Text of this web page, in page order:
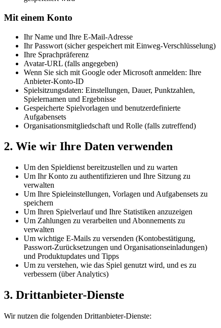
Mit einem Konto
Ihr Name und Ihre E-Mail-Adresse
Ihr Passwort (sicher gespeichert mit Einweg-Verschlüsselung)
Ihre Sprachpräferenz
Avatar-URL (falls angegeben)
Wenn Sie sich mit Google oder Microsoft anmelden: Ihre
Anbieter-Konto-ID
Spielsitzungsdaten: Einstellungen, Dauer, Punktzahlen,
Spielernamen und Ergebnisse
Gespeicherte Spielvorlagen und benutzerdefinierte
Aufgabensets
Organisationsmitgliedschaft und Rolle (falls zutreffend)
2. Wie wir Ihre Daten verwenden
Um den Spieldienst bereitzustellen und zu warten
Um Ihr Konto zu authentifizieren und Ihre Sitzung zu
verwalten
Um Ihre Spieleinstellungen, Vorlagen und Aufgabensets zu
speichern
Um Ihren Spielverlauf und Ihre Statistiken anzuzeigen
Um Zahlungen zu verarbeiten und Abonnements zu
verwalten
Um wichtige E-Mails zu versenden (Kontobestätigung,
Passwort-Zurücksetzungen und Organisationseinladungen)
und Produktupdates und Tipps
Um zu verstehen, wie das Spiel genutzt wird, und es zu
verbessern (über Analytics)
3. Drittanbieter-Dienste
Wir nutzen die folgenden Drittanbieter-Dienste: